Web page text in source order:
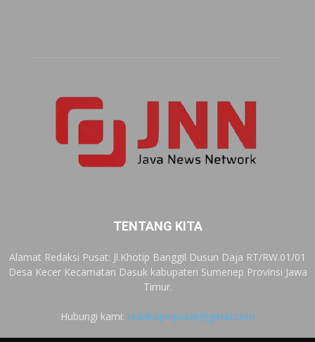
TENTANG KITA
Alamat Redaksi Pusat: Jl.Khotip Banggil Dusun Daja RT/RW.01/01
Desa Kecer Kecamatan Dasuk kabupaten Sumenep Provinsi Jawa
Timur.
Hubungi kami: redaksijnnpusat@gmail.com